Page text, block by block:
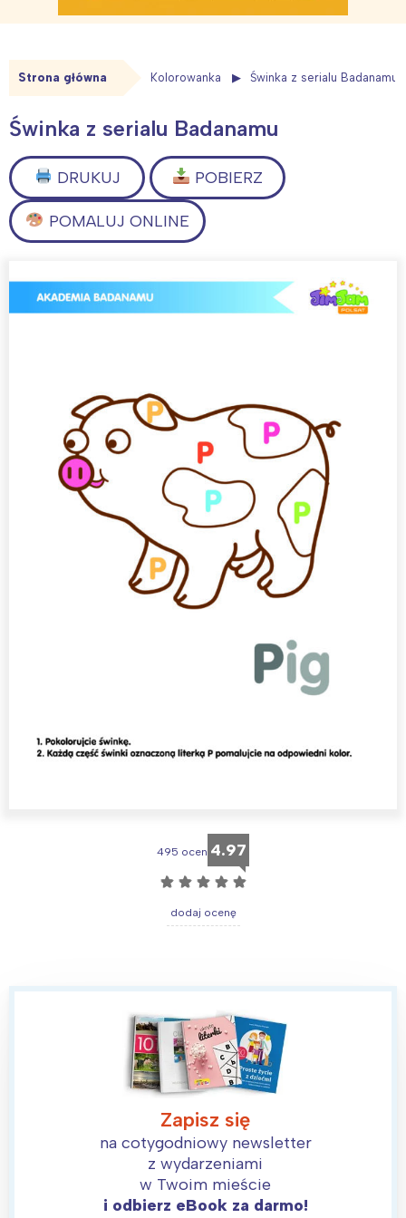
Strona główna Kolorowanka Świnka z serialu Badanamu
Świnka z serialu Badanamu
DRUKUJ POBIERZ
POMALUJ ONLINE
495 ocen 4.97
☆ ☆ ☆ ☆ ☆
dodaj ocenę
Zapisz się
na cotygodniowy newsletter
z wydarzeniami
w Twoim mieście
i odbierz eBook za darmo!